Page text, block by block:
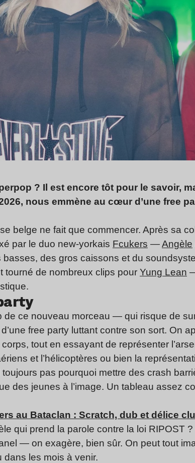
? Il est encore tôt pour le savoir,
nous emmène au cœur d’une free
belge ne fait que commencer. Après sa
par le duo new-yorkais Fcukers —Angèle
des gros caissons et du
tourné de nombreux clips pour Yung Lean
de ce nouveau morceau — qui risque de
free party luttant contre son sort. On
tout en essayant de représenter
et l’hélicoptères ou bien la
toujours pas pourquoi mettre des crash
des jeunes à l’image. Un tableau assez
au Bataclan : Scratch, dub et délice
qui prend la parole contre la loi RIPOST
— on exagère, bien sûr. On peut tout
les mois à venir.